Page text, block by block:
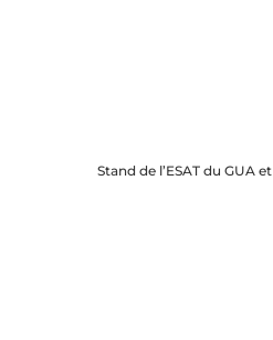
Stand de l’ESAT du GUA